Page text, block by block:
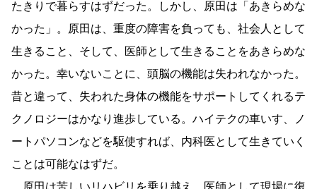
たきりで暮らすはずだった。しかし、原田は「あきらめな
かった」。原田は、重度の障害を負っても、社会人として
生きること、そして、医師として生きることをあきらめな
かった。幸いないことに、頭脳の機能は失われなかった。
昔と違って、失われた身体の機能をサポートしてくれるテ
クノロジーはかなり進歩している。ハイテクの車いす、ノ
ートパソコンなどを駆使すれば、内科医として生きていく
ことは可能なはずだ。